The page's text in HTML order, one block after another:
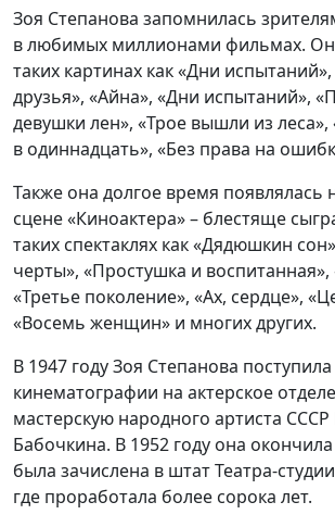
Зоя Степанова запомнилась
в любимых миллионами фильмах.
таких картинах как «Дни
друзья», «Айна», «Дни испытаний»,
девушки лен», «Трое вышли из
в одиннадцать», «Без права на
Также она долгое время появлялась
сцене «Киноактера» – блестяще
таких спектаклях как «Дядюшкин
черты», «Простушка и воспитанная»,
«Третье поколение», «Ах, сердце»,
«Восемь женщин» и многих других.
В 1947 году Зоя Степанова
кинематографии на актерское
мастерскую народного артиста СССР
Бабочкина. В 1952 году она окончила
была зачислена в штат Театра-
где проработала более сорока лет.